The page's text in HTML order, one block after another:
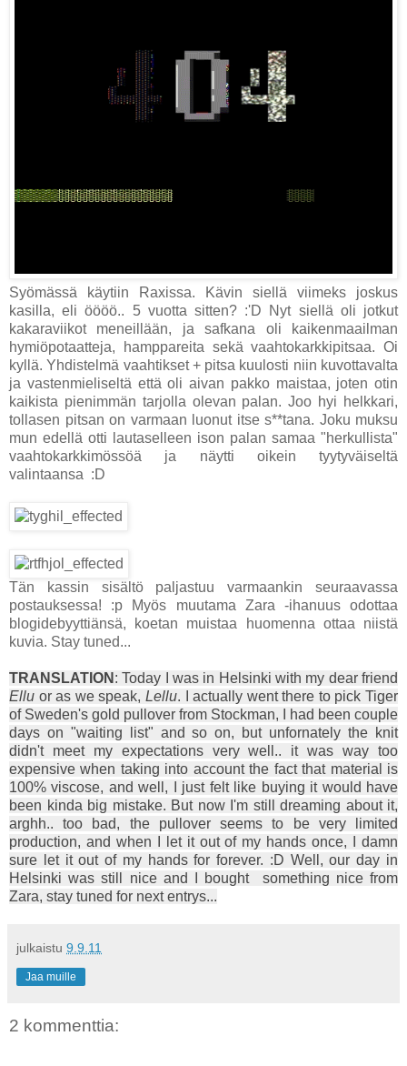
Syömässä käytiin Raxissa. Kävin siellä viimeks joskus
kasilla, eli öööö.. 5 vuotta sitten? :'D Nyt siellä oli jotkut
kakaraviikot meneillään, ja safkana oli kaikenmaailman
hymiöpotaatteja, hamppareita sekä vaahtokarkkipitsaa. Oi
kyllä. Yhdistelmä vaahtikset + pitsa kuulosti niin kuvottavalta
ja vastenmieliseltä että oli aivan pakko maistaa, joten otin
kaikista pienimmän tarjolla olevan palan. Joo hyi helkkari,
tollasen pitsan on varmaan luonut itse s**tana. Joku muksu
mun edellä otti lautaselleen ison palan samaa "herkullista"
vaahtokarkkimössöä ja näytti oikein tyytyväiseltä
valintaansa :D
Tän kassin sisältö paljastuu varmaankin seuraavassa
postauksessa! :p Myös muutama Zara -ihanuus odottaa
blogidebyyttiänsä, koetan muistaa huomenna ottaa niistä
kuvia. Stay tuned...
TRANSLATION : Today I was in Helsinki with my dear friend
Ellu or as we speak, Lellu. I actually went there to pick Tiger
of Sweden's gold pullover from Stockman, I had been couple
days on "waiting list" and so on, but unfornately the knit
didn't meet my expectations very well.. it was way too
expensive when taking into account the fact that material is
100% viscose, and well, I just felt like buying it would have
been kinda big mistake. But now I'm still dreaming about it,
arghh.. too bad, the pullover seems to be very limited
production, and when I let it out of my hands once, I damn
sure let it out of my hands for forever. :D Well, our day in
Helsinki was still nice and I bought something nice from
Zara, stay tuned for next entrys...
julkaistu 9.9.11
Jaa muille
2 kommenttia: